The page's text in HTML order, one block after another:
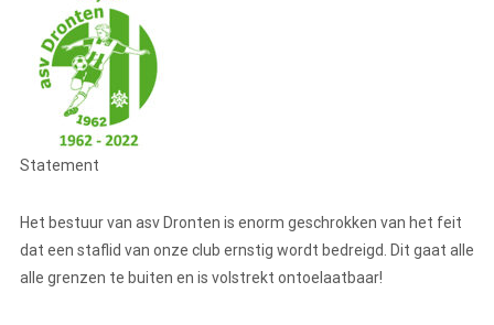
Statement
Het bestuur van asv Dronten is enorm geschrokken van het feit
dat een staflid van onze club ernstig wordt bedreigd. Dit gaat alle
alle grenzen te buiten en is volstrekt ontoelaatbaar!